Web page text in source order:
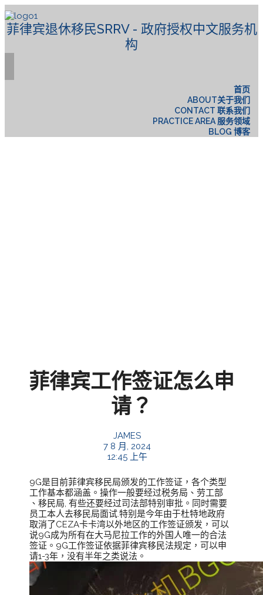
菲律宾退休移民SRRV - 政府授权中文服务机
构
首页
ABOUT关于我们
CONTACT 联系我们
PRACTICE AREA 服务领域
BLOG 博客
菲律宾工作签证怎么申
请？
JAMES
7 8 月, 2024
12:45 上午
9G是目前菲律宾移民局颁发的工作签证，各个类型
工作基本都涵盖。操作一般要经过税务局、劳工部
、移民局, 有些还要经过司法部特别审批。同时需要
员工本人去移民局面试.特别是今年由于杜特地政府
取消了CEZA卡卡湾以外地区的工作签证颁发，可以
说9G成为所有在大马尼拉工作的外国人唯一的合法
签证。9G工作签证依据菲律宾移民法规定，可以申
请1-3年，没有半年之类说法。